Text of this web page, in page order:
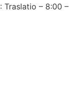
Traslatio – 8:00 –